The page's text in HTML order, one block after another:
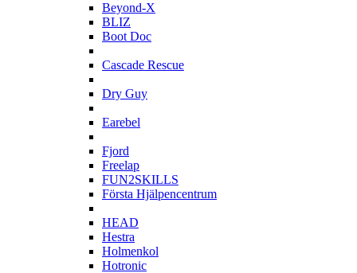
Beyond-X
BLIZ
Boot Doc
Cascade Rescue
Dry Guy
Earebel
Fjord
Freelap
FUN2SKILLS
Första Hjälpencentrum
HEAD
Hestra
Holmenkol
Hotronic